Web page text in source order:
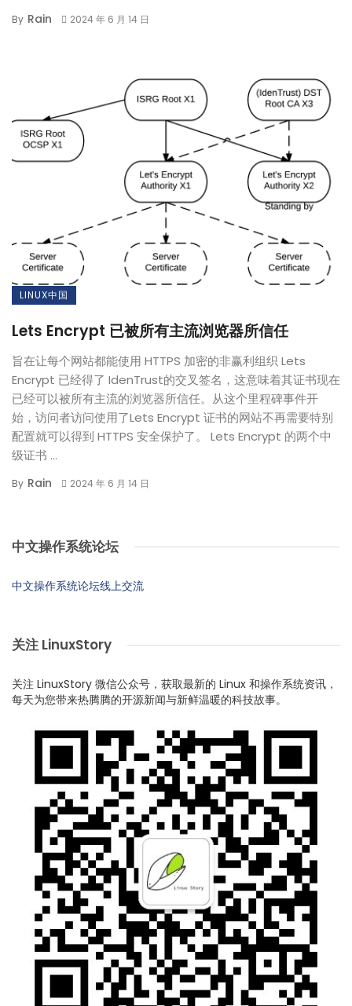
By Rain 2024 年 6 月 14 日
LINUX中国
Lets Encrypt 已被所有主流浏览器所信任
旨在让每个网站都能使用 HTTPS 加密的非赢利组织 Lets
Encrypt 已经得了 IdenTrust的交叉签名，这意味着其证书现在
已经可以被所有主流的浏览器所信任。从这个里程碑事件开
始，访问者访问使用了Lets Encrypt 证书的网站不再需要特别
配置就可以得到 HTTPS 安全保护了。 Lets Encrypt 的两个中
级证书 ...
By Rain 2024 年 6 月 14 日
中文操作系统论坛
中文操作系统论坛线上交流
关注 LinuxStory
关注 LinuxStory 微信公众号，获取最新的 Linux 和操作系统资讯，
每天为您带来热腾腾的开源新闻与新鲜温暖的科技故事。